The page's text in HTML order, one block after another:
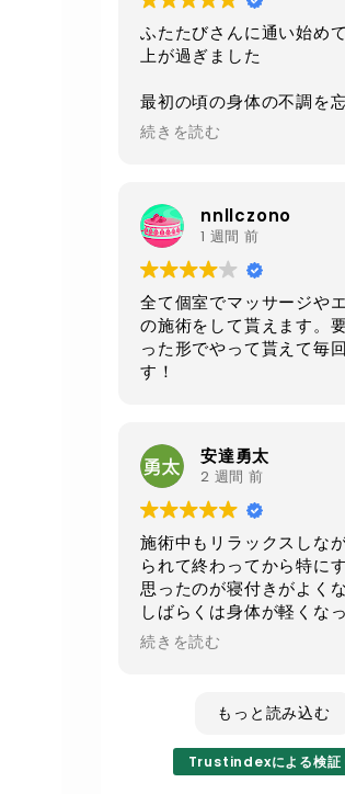
ふたたびさんに通い始め
上が過ぎました
最初の頃の身体の不調を
まうくらい
今は身体も軽くなり毎日
施術、環境、セラピスト
応、
毎回いつも全てにおいて素
いの一言です
あと施術前と後にいただ
ボスティーが自分は大好
さんになってしまったので
クワトロでお腹周りをメ
続でお願いして
少しでもお腹周りがスッキ
たらいいなと思います
不眠気味の時のレイキは
うくらいすごい癒される
その時はまたレイキもよろ
願いします
いつも丁寧な施術に対応
うございます
続きを読む
nnllczono
1 週間 前
全て個室でマッサージや
の施術をして貰えます。
った形でやって貰えて毎
す！
安達勇太
2 週間 前
施術中もリラックスしな
られて終わってから特に
思ったのが寝付きがよく
しばらくは身体が軽くな
身の血流が良くなったのが
きてとても良かったです！
続きを読む
もっと読み込む
Trustindexによる検証